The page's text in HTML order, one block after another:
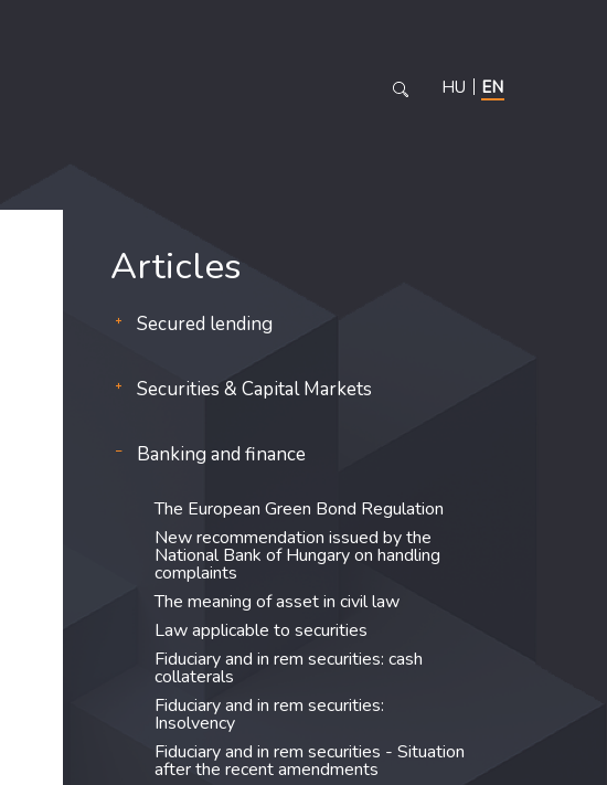
HU EN
Articles
Secured lending
Securities & Capital Markets
Banking and finance
The European Green Bond Regulation
New recommendation issued by the
National Bank of Hungary on handling
complaints
The meaning of asset in civil law
Law applicable to securities
Fiduciary and in rem securities: cash
collaterals
Fiduciary and in rem securities:
Insolvency
Fiduciary and in rem securities - Situation
after the recent amendments